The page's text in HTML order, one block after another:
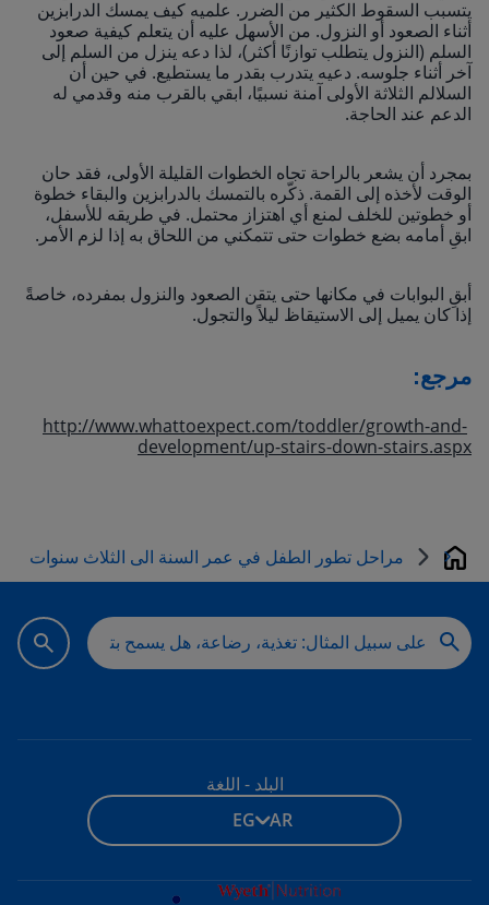
يتسبب السقوط الكثير من الضرر. علميه كيف يمسك الدرابزين
أثناء الصعود أو النزول. من الأسهل عليه أن يتعلم كيفية صعود
السلم (النزول يتطلب توازنًا أكثر)، لذا دعه ينزل من السلم إلى
آخر أثناء جلوسه. دعيه يتدرب بقدر ما يستطيع. في حين أن
السلالم الثلاثة الأولى آمنة نسبيًا، ابقي بالقرب منه وقدمي له
الدعم عند الحاجة.
بمجرد أن يشعر بالراحة تجاه الخطوات القليلة الأولى، فقد حان
الوقت لأخذه إلى القمة. ذكّره بالتمسك بالدرابزين والبقاء خطوة
أو خطوتين للخلف لمنع أي اهتزاز محتمل. في طريقه للأسفل،
ابقِ أمامه بضع خطوات حتى تتمكني من اللحاق به إذا لزم الأمر.
أبقِ البوابات في مكانها حتى يتقن الصعود والنزول بمفرده، خاصةً
إذا كان يميل إلى الاستيقاظ ليلاً والتجول.
مرجع:
http://www.whattoexpect.com/toddler/growth-and-
development/up-stairs-down-stairs.aspx
Home مراحل تطور الطفل في عمر السنة الى الثلاث سنوات
البلد - اللغة
EG - AR